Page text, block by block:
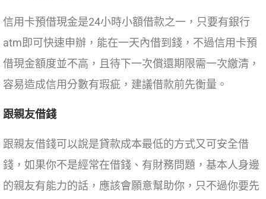
信用卡預借現金是24小時小額借款之一，只要有銀行
atm即可快速申辦，能在一天內借到錢，不過信用卡預
借現金額度並不高，且待下一次償還期限需一次繳清，
容易造成信用分數有瑕疵，建議借款前先衡量。
跟親友借錢
跟親友借錢可以說是貸款成本最低的方式又可安全借
錢，如果你不是經常在借錢、有財務問題，基本人身邊
的親友有能力的話，應該會願意幫助你，只不過你要先